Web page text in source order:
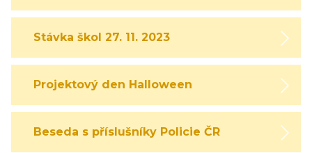
Stávka škol 27. 11. 2023
Projektový den Halloween
Beseda s příslušníky Policie ČR